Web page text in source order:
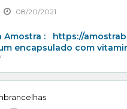
08/20/2021
Amostra : https://
encapsulado com